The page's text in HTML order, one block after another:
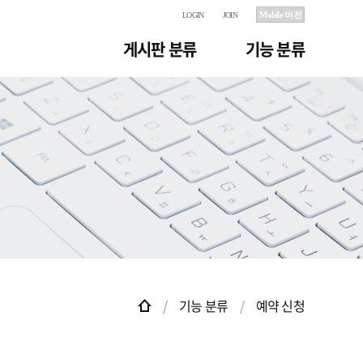
게시판 분류 기능 분류
LOGIN JOIN Mobile 버전
기능 분류 예약 신청